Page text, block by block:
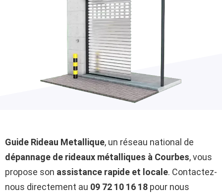
Guide Rideau Metallique, un réseau national de
dépannage de rideaux métalliques à Courbes, vous
propose son assistance rapide et locale. Contactez-
nous directement au 09 72 10 16 18 pour nous